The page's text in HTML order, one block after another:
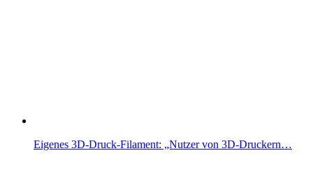
Eigenes 3D-Druck-Filament: „Nutzer von 3D-Druckern…